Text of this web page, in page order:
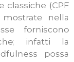
classiche (CPF
nella
forniscono
infatti la
possa